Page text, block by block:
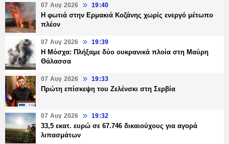
07 Αυγ 2026 19:40
Η φωτιά στην Ερμακιά Κοζάνης χωρίς ενεργό μέτωπο
πλέον
07 Αυγ 2026 19:39
Η Μόσχα: Πλήξαμε δύο ουκρανικά πλοία στη Μαύρη
Θάλασσα
07 Αυγ 2026 19:33
Πρώτη επίσκεψη του Ζελένσκι στη Σερβία
07 Αυγ 2026 19:32
33,5 εκατ. ευρώ σε 67.746 δικαιούχους για αγορά
λιπασμάτων